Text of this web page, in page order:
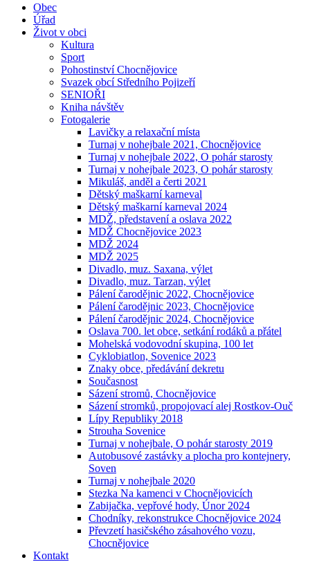
Obec
Úřad
Život v obci
Kultura
Sport
Pohostinství Chocnějovice
Svazek obcí Středního Pojizeří
SENIOŘI
Kniha návštěv
Fotogalerie
Lavičky a relaxační místa
Turnaj v nohejbale 2021, Chocnějovice
Turnaj v nohejbale 2022, O pohár starosty
Turnaj v nohejbale 2023, O pohár starosty
Mikuláš, anděl a čerti 2021
Dětský maškarní karneval
Dětský maškarní karneval 2024
MDŽ, představení a oslava 2022
MDŽ Chocnějovice 2023
MDŽ 2024
MDŽ 2025
Divadlo, muz. Saxana, výlet
Divadlo, muz. Tarzan, výlet
Pálení čarodějnic 2022, Chocnějovice
Pálení čarodějnic 2023, Chocnějovice
Pálení čarodějnic 2024, Chocnějovice
Oslava 700. let obce, setkání rodáků a přátel
Mohelská vodovodní skupina, 100 let
Cyklobiatlon, Sovenice 2023
Znaky obce, předávání dekretu
Současnost
Sázení stromů, Chocnějovice
Sázení stromků, propojovací alej Rostkov-Ouč
Lípy Republiky 2018
Strouha Sovenice
Turnaj v nohejbale, O pohár starosty 2019
Autobusové zastávky a plocha pro kontejnery,
Soven
Turnaj v nohejbale 2020
Stezka Na kamenci v Chocnějovicích
Zabijačka, vepřové hody, Únor 2024
Chodníky, rekonstrukce Chocnějovice 2024
Převzetí hasičského zásahového vozu,
Chocnějovice
Kontakt